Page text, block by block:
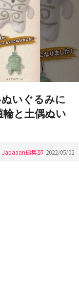
いぐるみに
と土偶ぬい
Japaaan編集部 2022/05/02